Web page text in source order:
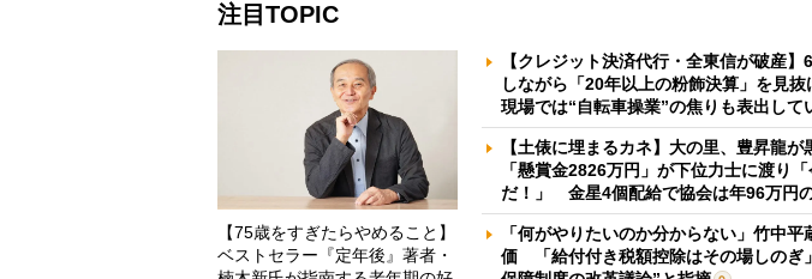
注目TOPIC
【75歳をすぎたらやめること】
ベストセラー『定年後』著者・
【クレジット決済代行・全東信が破産
しながら「20年以上の粉飾決算」を見
現場では“自転車操業”の焦りも表出して
【土俵に埋まるカネ】大の里、豊昇龍
「懸賞金2826万円」が下位力士に渡り
だ！」 金星4個配給で協会は年96万円
「何がやりたいのか分からない」竹中
価 「給付付き税額控除はその場しのぎ